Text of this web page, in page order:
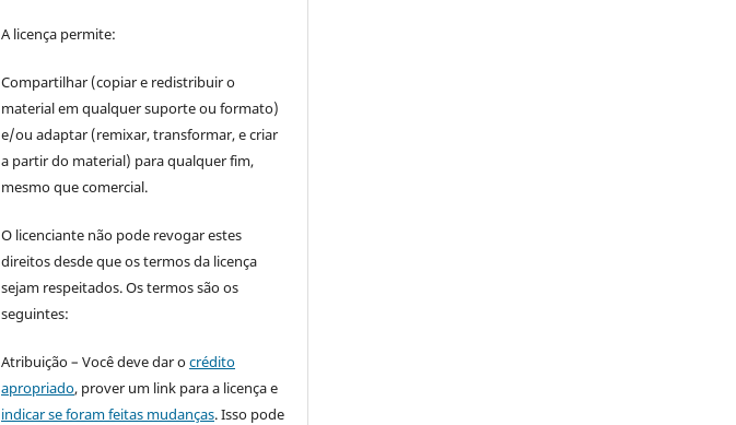
A licença permite:
Compartilhar (copiar e redistribuir o
material em qualquer suporte ou formato)
e/ou adaptar (remixar, transformar, e criar
a partir do material) para qualquer fim,
mesmo que comercial.
O licenciante não pode revogar estes
direitos desde que os termos da licença
sejam respeitados. Os termos são os
seguintes:
Atribuição – Você deve dar ocrédito
apropriado, prover um link para a licença e
indicar se foram feitas mudanças. Isso pode